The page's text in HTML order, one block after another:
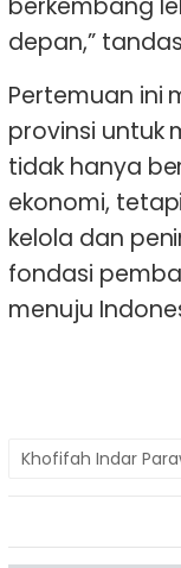
berkembang
depan,”
Pertemuan ini
provinsi untuk
tidak hanya
ekonomi,
kelola dan
fondasi
menuju
Khofifah Indar